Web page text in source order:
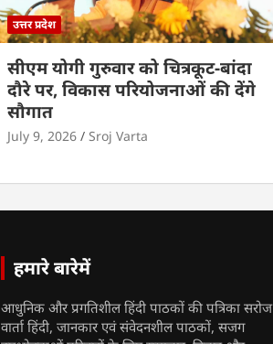
उत्तर प्रदेश
सीएम योगी गुरुवार को चित्रकूट-बांदा
दौरे पर, विकास परियोजनाओं की देंगे
सौगात
July 9, 2026 Sroj Varta
हमारे बारेमें
आधुनिक और प्रगतिशील हिंदी पाठकों की पत्रिका सरोज
वार्ता हिंदी, जानकार एवं संवेदनशील पाठकों, सजग